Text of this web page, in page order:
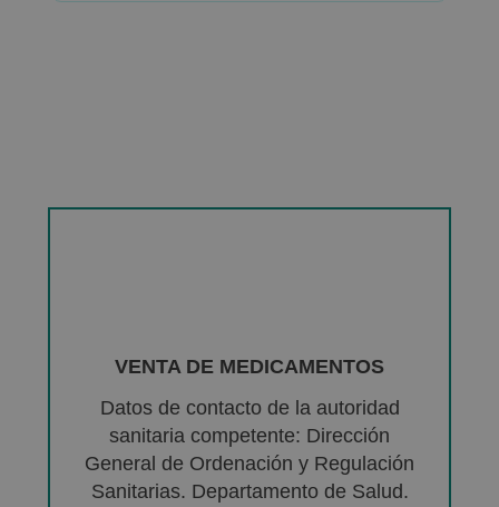
VENTA DE MEDICAMENTOS
Datos de contacto de la autoridad
sanitaria competente: Dirección
General de Ordenación y Regulación
Sanitarias. Departamento de Salud.